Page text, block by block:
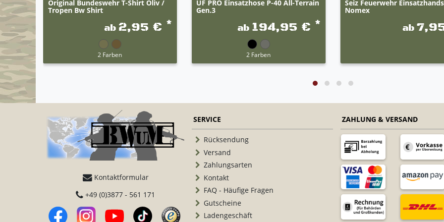
Original Bundeswehr T-Shirt Oliv /
Tropen Bw Shirt
ab 2,95 € *
2 Farben
UF PRO Einsatzhose P-40 All-Terrain
Gen.3
ab 194,95 € *
2 Farben
Seiz Feuerwehr
Nomex
ab
Kontaktformular
+49 (0)3877 - 561 171
SERVICE
Rücksendung
Versand
Zahlungsarten
Kontakt
FAQ - Häufige Fragen
Gutscheine
Ladengeschäft
ZAHLUNG & VERSAND